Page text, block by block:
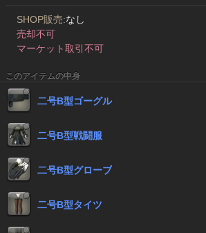
SHOP販売:なし
売却不可
マーケット取引不可
このアイテムの中身
二号B型ゴーグル
二号B型戦闘服
二号B型グローブ
二号B型タイツ